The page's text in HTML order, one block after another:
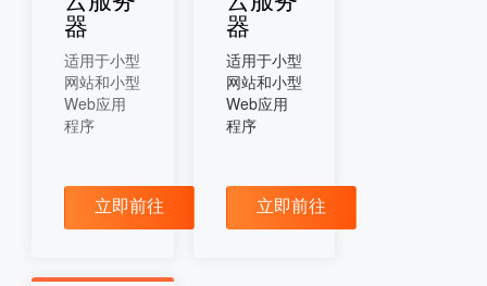
器
适用于小型
网站和小型
Web应用
程序
立即前往
器
适用于小型
网站和小型
Web应用
程序
立即前往